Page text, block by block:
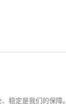
稳定是我们的保障。